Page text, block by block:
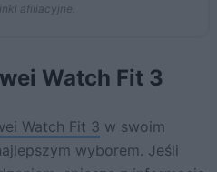
afiliacyjne.
Watch Fit 3
Watch Fit 3 w swoim
wyborem. Jeśli